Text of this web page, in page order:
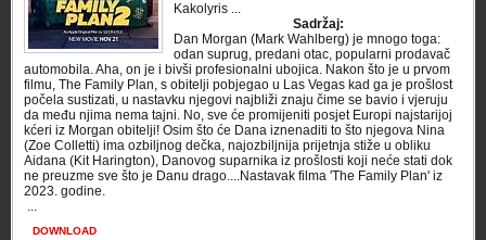
Kakolyris ...
Sadržaj:
Dan Morgan (Mark Wahlberg) je mnogo toga:
odan suprug, predani otac, popularni prodavač
automobila. Aha, on je i bivši profesionalni ubojica. Nakon što je u prvom
filmu, The Family Plan, s obitelji pobjegao u Las Vegas kad ga je prošlost
počela sustizati, u nastavku njegovi najbliži znaju čime se bavio i vjeruju
da među njima nema tajni. No, sve će promijeniti posjet Europi najstarijoj
kćeri iz Morgan obitelji! Osim što će Dana iznenaditi to što njegova Nina
(Zoe Colletti) ima ozbiljnog dečka, najozbiljnija prijetnja stiže u obliku
Aidana (Kit Harington), Danovog suparnika iz prošlosti koji neće stati dok
ne preuzme sve što je Danu drago....Nastavak filma 'The Family Plan' iz
2023. godine.
​ ...
DOWNLOAD